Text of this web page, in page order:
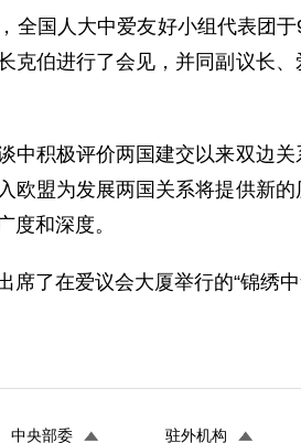
国人大中爱友好小组代表团于
克伯进行了会见，并同副议长
积极评价两国建交以来双边关
欧盟为发展两国关系将提供新
度和深度。
在爱议会大厦举行的“锦绣中
中央部委 驻外机构